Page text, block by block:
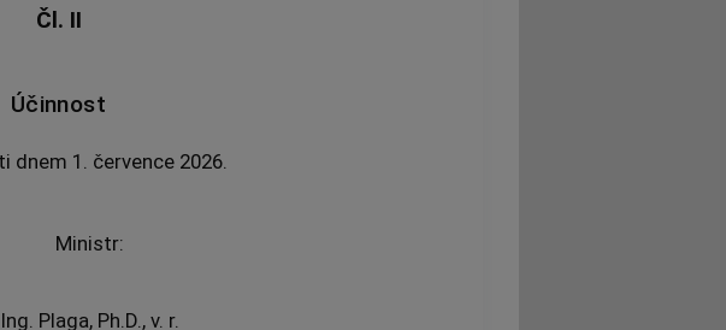
Čl. II
Účinnost
dnem 1. července 2026.
Ministr:
Ing. Plaga, Ph.D., v. r.